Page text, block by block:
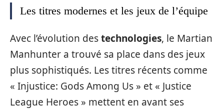
Les titres modernes et les jeux de l’équipe
Avec l’évolution destechnologies, le Martian
Manhunter a trouvé sa place dans des jeux
plus sophistiqués. Les titres récents comme
« Injustice: Gods Among Us » et « Justice
League Heroes » mettent en avant ses